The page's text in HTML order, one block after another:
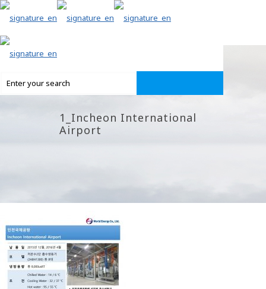
1_Incheon International
Airport